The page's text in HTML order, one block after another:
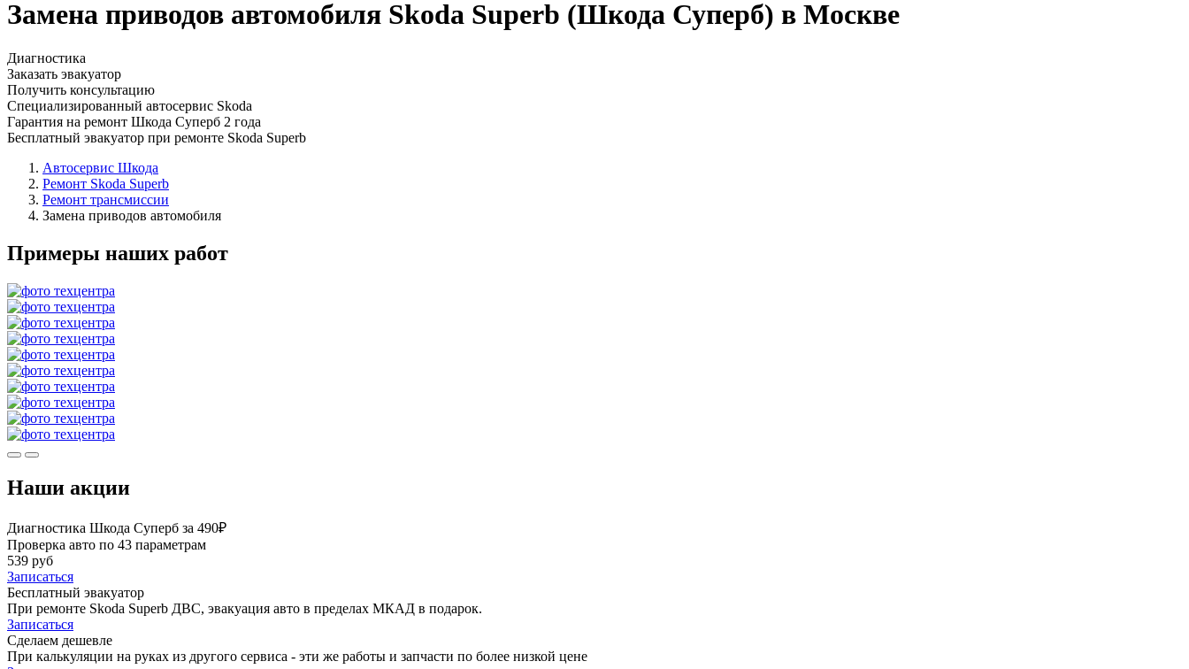
Замена приводов автомобиля Skoda Superb (Шкода Суперб) в Москве
Диагностика
Заказать эвакуатор
Получить консультацию
Специализированный автосервис Skoda
Гарантия на ремонт Шкода Суперб 2 года
Бесплатный эвакуатор при ремонте Skoda Superb
Автосервис Шкода
Ремонт Skoda Superb
Ремонт трансмиссии
Замена приводов автомобиля
Примеры наших работ
Наши акции
Диагностика Шкода Суперб за 490₽
Проверка авто по 43 параметрам
539 руб
Записаться
Бесплатный эвакуатор
При ремонте Skoda Superb ДВС, эвакуация авто в пределах МКАД в подарок.
Записаться
Сделаем дешевле
При калькуляции на руках из другого сервиса - эти же работы и запчасти по более низкой цене